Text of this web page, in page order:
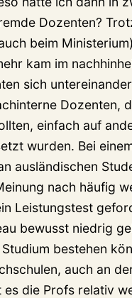
Dozenten?
beim
kam im
sich
Dozenten,
einfach auf
wurden. Bei
ausländischen
nach häufig
Leistungstest
bewusst niedrig
bestehen
auch an
die Profs relativ